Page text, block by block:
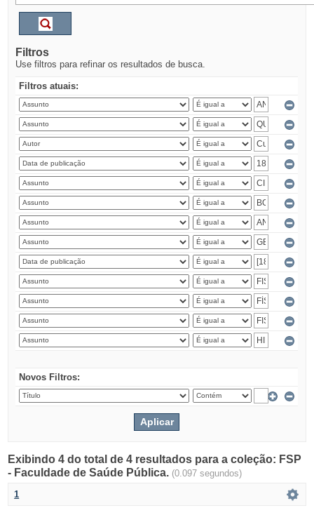
Filtros
Use filtros para refinar os resultados de busca.
Filtros atuais:
Novos Filtros:
Exibindo 4 do total de 4 resultados para a coleção: FSP
- Faculdade de Saúde Pública. (0.097 segundos)
1